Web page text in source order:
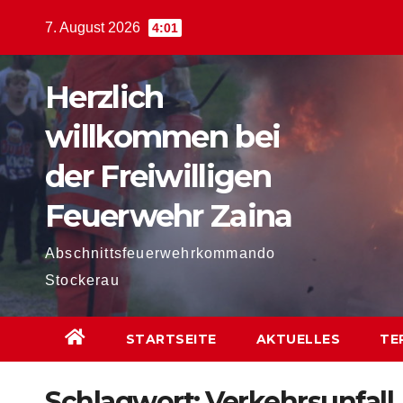
springen
7. August 2026 4:01
Herzlich
willkommen bei
der Freiwilligen
Feuerwehr Zaina
Abschnittsfeuerwehrkommando
Stockerau
STARTSEITE AKTUELLES